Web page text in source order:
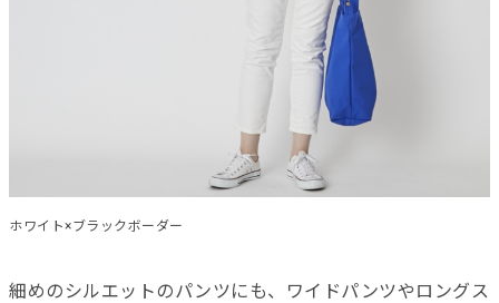
ホワイト×ブラックボーダー
細めのシルエットのパンツにも、ワイドパンツやロングス